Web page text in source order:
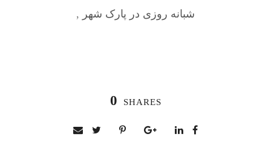
شبانه روزی در پارک شهر ,
0 SHARES